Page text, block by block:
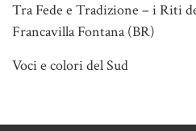
Tra Fede e Tradizione – i Riti
Francavilla Fontana (BR)
Voci e colori del Sud